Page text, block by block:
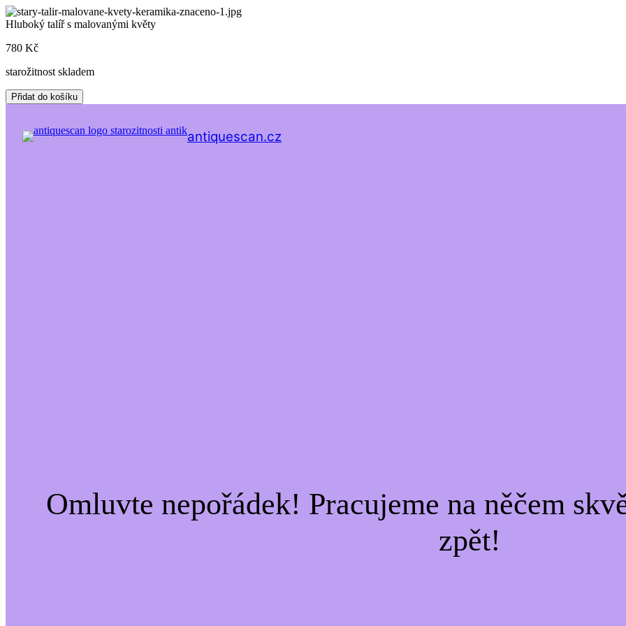
Skip
to
Hluboký talíř s malovanými květy
780 Kč
starožitnost skladem
Hluboký
talíř
malovanými
květy
Přidat do košíku
antiquescan.cz
Omluvte nepořádek! Pracujeme na něčem
zpět!